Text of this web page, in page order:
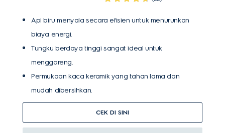
Api biru menyala secara efisien untuk menurunkan
biaya energi.
Tungku berdaya tinggi sangat ideal untuk
menggoreng.
Permukaan kaca keramik yang tahan lama dan
mudah dibersihkan.
CEK DI SINI